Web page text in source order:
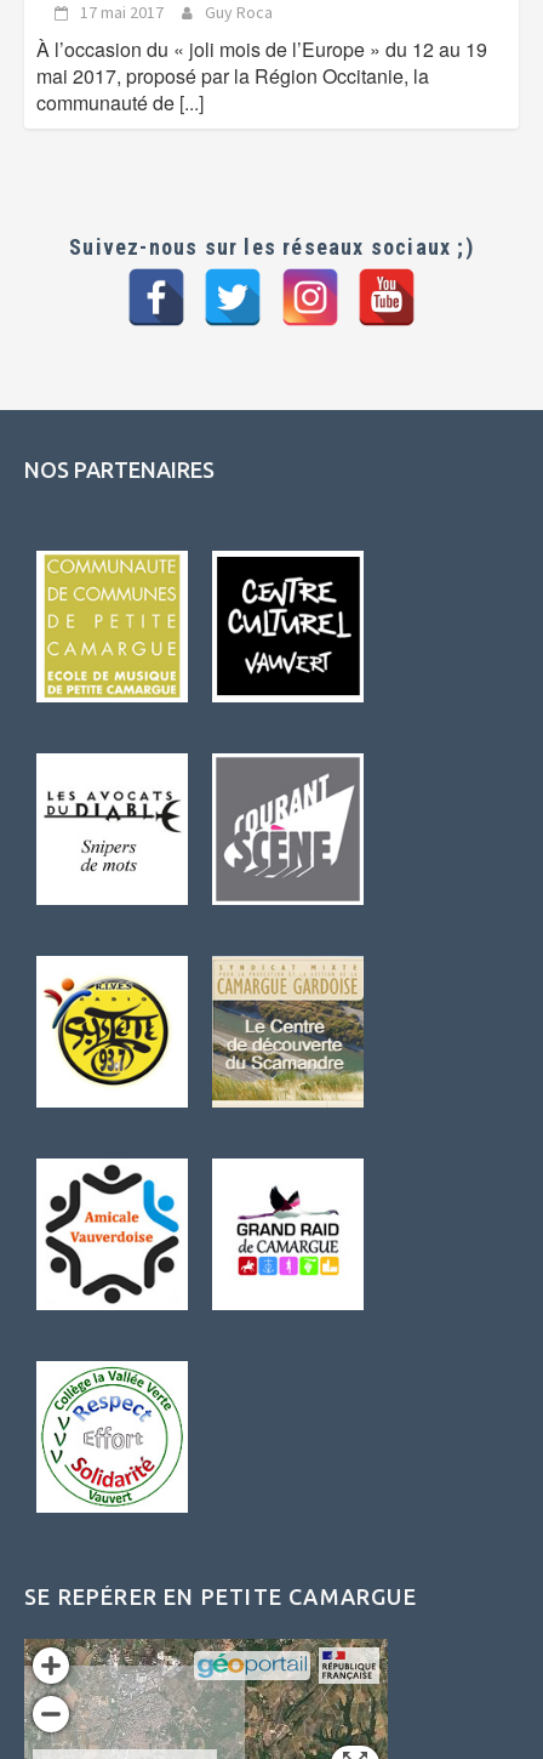
17 mai 2017 Guy Roca
À l’occasion du « joli mois de l’Europe » du 12 au 19
mai 2017, proposé par la Région Occitanie, la
communauté de [...]
Suivez-nous sur les réseaux sociaux ;)
NOS PARTENAIRES
SE REPÉRER EN PETITE CAMARGUE